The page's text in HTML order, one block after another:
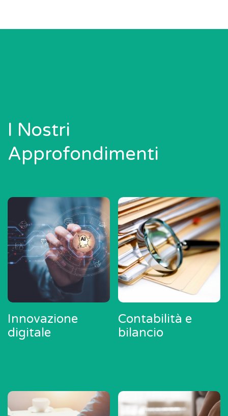
I Nostri
Approfondimenti
Innovazione
digitale
Contabilità e
bilancio